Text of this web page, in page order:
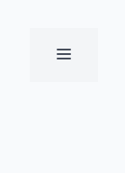
MENU